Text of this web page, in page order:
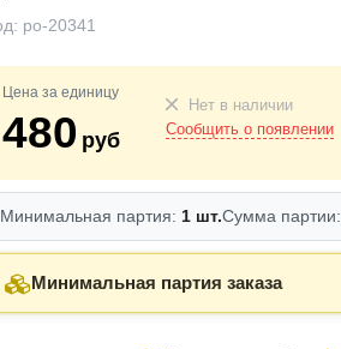
po-20341
Цена за единицу
480 руб
Нет в наличии
Сообщить о появлении
Минимальная партия: 1 шт.Сумма партии:
Минимальная партия заказа